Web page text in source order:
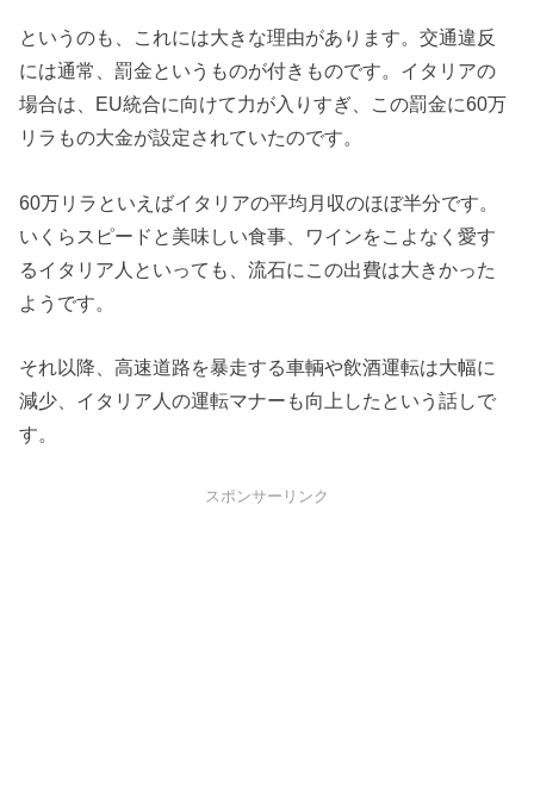
というのも、これには大きな理由があります。交通違反
には通常、罰金というものが付きものです。イタリアの
場合は、EU統合に向けて力が入りすぎ、この罰金に60万
リラもの大金が設定されていたのです。
60万リラといえばイタリアの平均月収のほぼ半分です。
いくらスピードと美味しい食事、ワインをこよなく愛す
るイタリア人といっても、流石にこの出費は大きかった
ようです。
それ以降、高速道路を暴走する車輌や飲酒運転は大幅に
減少、イタリア人の運転マナーも向上したという話しで
す。
スポンサーリンク